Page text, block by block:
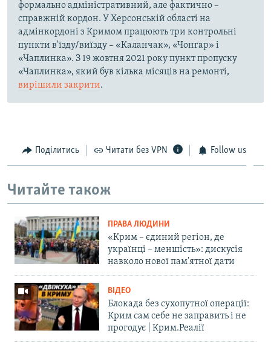
формально адміністративний, але фактично –
справжній кордон. У Херсонській області на
адмінкордоні з Кримом працюють три контрольні
пункти в'їзду/виїзду – «Каланчак», «Чонгар» і
«Чаплинка». З 19 жовтня 2021 року пункт пропуску
«Чаплинка», який був кілька місяців на ремонті,
вирішили закрити.
Поділитись Читати без VPN Follow us
Читайте також
ПРАВА ЛЮДИНИ
«Крим – єдиний регіон, де
українці – меншість»: дискусія
навколо нової пам'ятної дати
ВІДЕО
Блокада без сухопутної операції:
Крим сам себе не заправить і не
прогодує | Крим.Реалії